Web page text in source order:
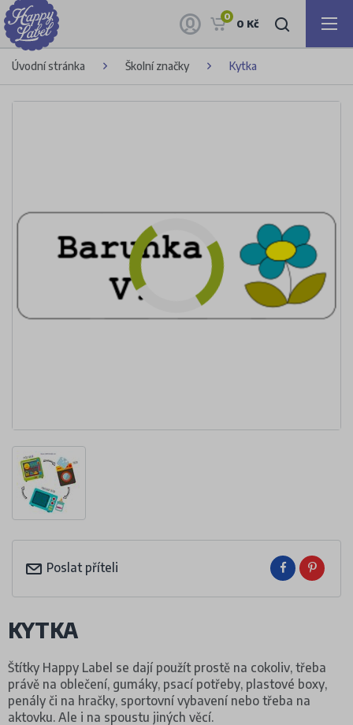
0
0 Kč
Úvodní stránka Školní značky Kytka
Poslat příteli
KYTKA
Štítky Happy Label se dají použít prostě na cokoliv, třeba
právě na oblečení, gumáky, psací potřeby, plastové boxy,
penály či na hračky, sportovní vybavení nebo třeba na
aktovku. Ale i na spoustu jiných věcí.